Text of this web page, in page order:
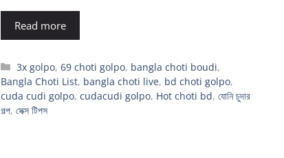
Read more
Categories
3x golpo,69 choti golpo, bangla choti boudi,
Bangla Choti List, bangla choti live, bd choti golpo,
cuda cudi golpo, cudacudi golpo, Hot choti bd, যোনি চুদার
গল্প, সেক্স টিপস